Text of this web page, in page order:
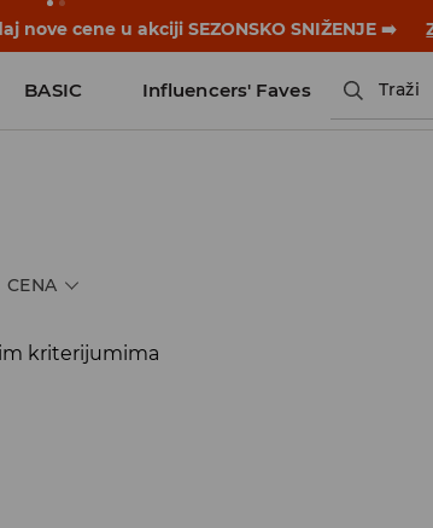
nove cene u akciji SEZONSKO SNIŽENJE ➡️
BASIC Influencers' Faves Traži
CENA
kriterijumima